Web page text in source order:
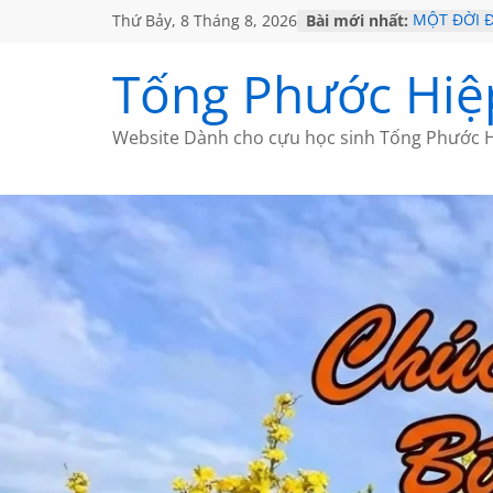
Thứ Bảy, 8 Tháng 8, 2026 Bài mới nhất: MỘT ĐỜI
CHÙM
GIÃ TỪ ĐÀ
HỌC SỬ
Tống Phước
Website Dành cho cựu học sinh Tống Phước